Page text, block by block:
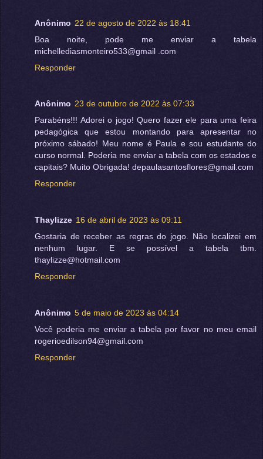
Anônimo 22 de agosto de 2022 às 18:41
Boa noite, pode me enviar a tabela
michellediasmonteiro533@gmail .com
Responder
Anônimo 23 de outubro de 2022 às 07:33
Parabéns!!! Adorei o jogo! Quero fazer ele para uma feira
pedagógica que estou montando para apresentar no
próximo sábado! Meu nome é Paula e sou estudante do
curso normal. Poderia me enviar a tabela com os estados e
capitais? Muito Obrigada! depaulasantosflores@gmail.com
Responder
Thaylizze 16 de abril de 2023 às 09:11
Gostaria de receber as regras do jogo. Não localizei em
nenhum lugar. E se possível a tabela tbm.
thaylizze@hotmail.com
Responder
Anônimo 5 de maio de 2023 às 04:14
Você poderia me enviar a tabela por favor no meu email
rogerioedilson94@gmail.com
Responder